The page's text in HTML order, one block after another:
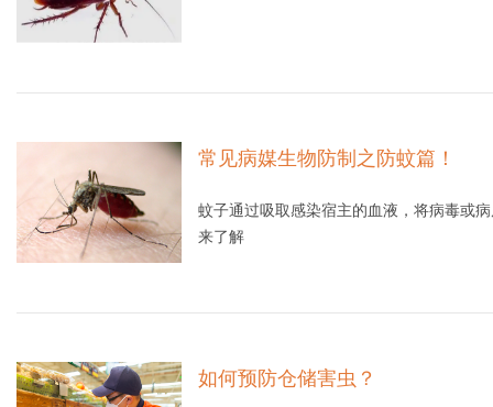
常见病媒生物防制之防蚊篇！
蚊子通过吸取感染宿主的血液，将病毒或
来了解
如何预防仓储害虫？